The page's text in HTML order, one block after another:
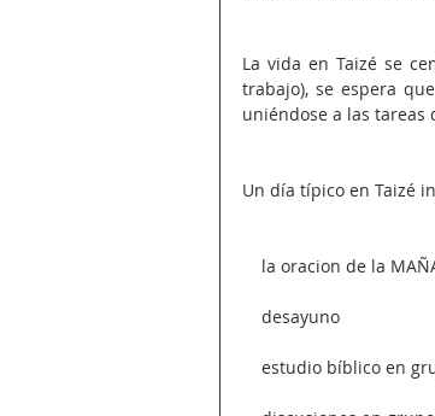
La vida en Taizé se
trabajo), se espera
uniéndose a las tareas
Un día típico en Taizé
la oracion de la
    desayuno
estudio bíblico en